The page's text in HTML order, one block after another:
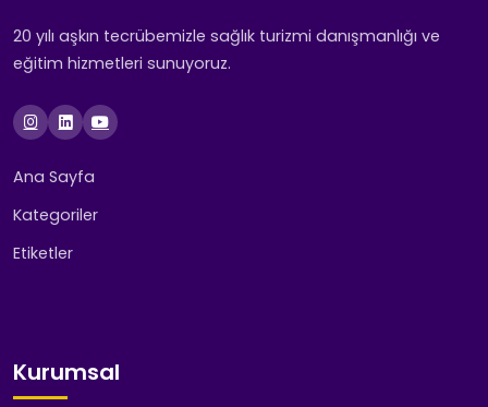
20 yılı aşkın tecrübemizle sağlık turizmi danışmanlığı ve
eğitim hizmetleri sunuyoruz.
Ana Sayfa
Kategoriler
Etiketler
Kurumsal